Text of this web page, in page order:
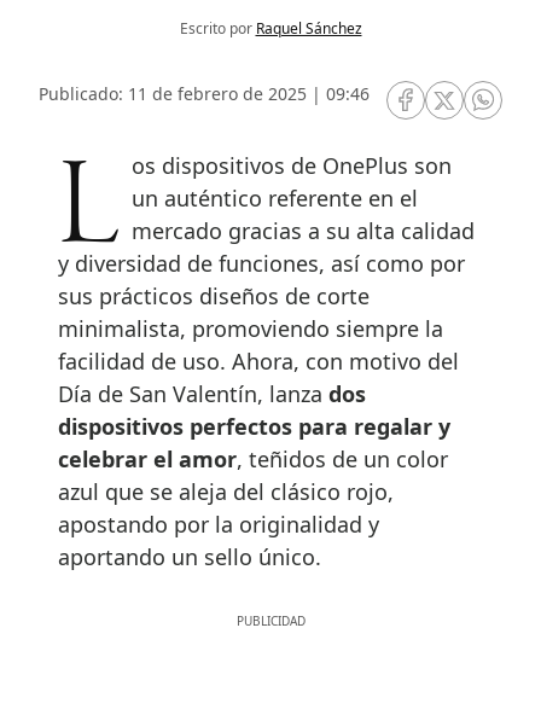
Escrito por Raquel Sánchez
Publicado: 11 de febrero de 2025 | 09:46
RRSS Facebook
RRSSRRSS
Los dispositivos de OnePlus son un auténtico referente en el
mercado gracias a su alta calidad
y diversidad de funciones, así como por
sus prácticos diseños de corte
minimalista, promoviendo siempre la
facilidad de uso. Ahora, con motivo del
Día de San Valentín, lanza dos
dispositivos perfectos para regalar y
celebrar el amor, teñidos de un color
azul que se aleja del clásico rojo,
apostando por la originalidad y
aportando un sello único.